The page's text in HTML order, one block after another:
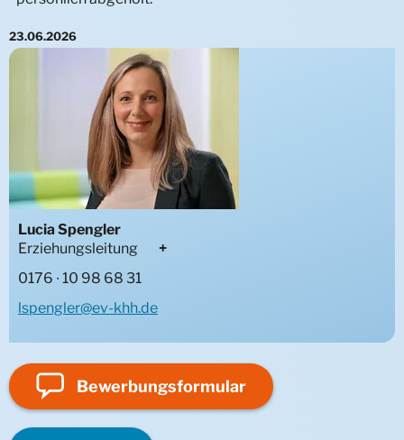
23.06.2026
Lucia Spengler
Erziehungsleitung
Annie
Wohngruppe Modul
0176 ∙ 10 98 68 31
lspengler@ev-khh.de
Bewerbungs­formular